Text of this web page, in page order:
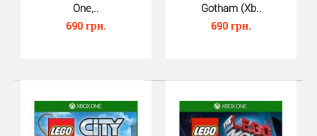
One,..
690 грн.
Gotham (Xb..
690 грн.